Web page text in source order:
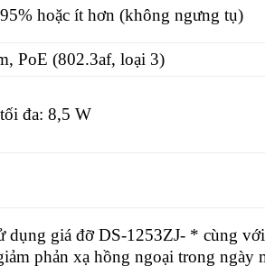
hoặc ít hơn (không ngưng tụ)
PoE (802.3af, loại 3)
đa: 8,5 W
dụng giá đỡ DS-1253ZJ- * cùng
phản xạ hồng ngoại trong ngày